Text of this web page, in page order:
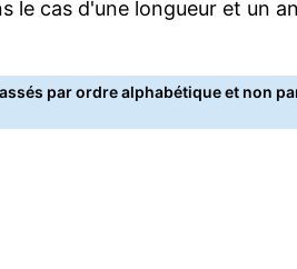
le cas d'une longueur et un
par ordre alphabétique et non